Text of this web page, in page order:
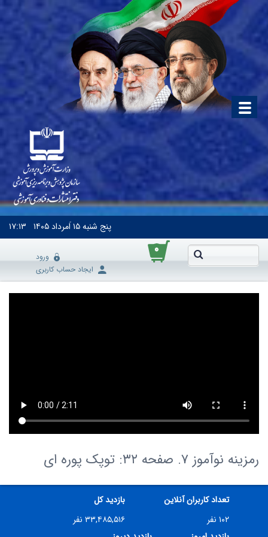
پنج شنبه۱۵ اَمرداد ۱۴۰۵ ۱۷:۱۳
۰
ورود
ایجاد حساب کاربری
رمزینه نوآموز 7. صفحه ۳۲: توپک پوره ای
تعداد کاربران آنلاین
۱۰۲ نفر
بازدید کل
۳۳,۴۸۵,۵۱۶ نفر